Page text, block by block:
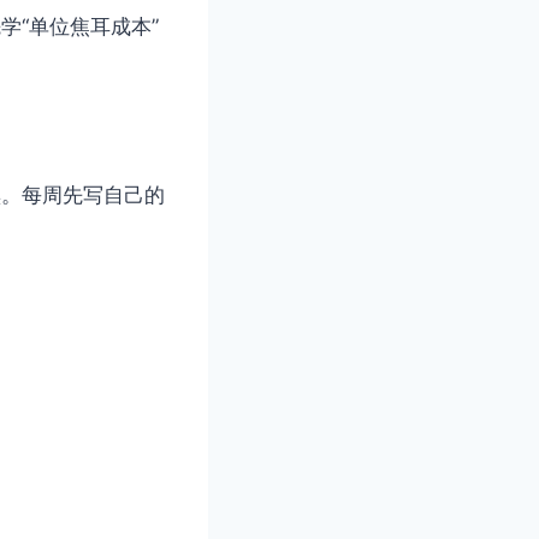
“单位焦耳成本”
每周先写自己的